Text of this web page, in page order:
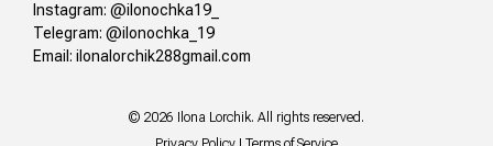
Instagram: @ilonochka19_
Telegram: @ilonochka_19
Email: ilonalorchik288gmail.com
© 2026 Ilona Lorchik. All rights reserved.